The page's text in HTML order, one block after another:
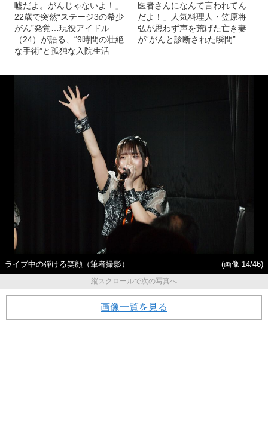
嘘だよ。がんじゃないよ！」
22歳で突然“ステージ3の希少
がん”発覚…現役アイドル
（24）が語る、“9時間の壮絶
な手術”と孤独な入院生活
医者さんになんて言われてん
だよ！」人気料理人・笠原将
弘が思わず声を荒げた亡き妻
が“がんと診断された瞬間”
ライブ中の弾ける笑顔（筆者撮影）
(画像 14/46)
縦スクロールで次の写真へ
画像一覧を見る